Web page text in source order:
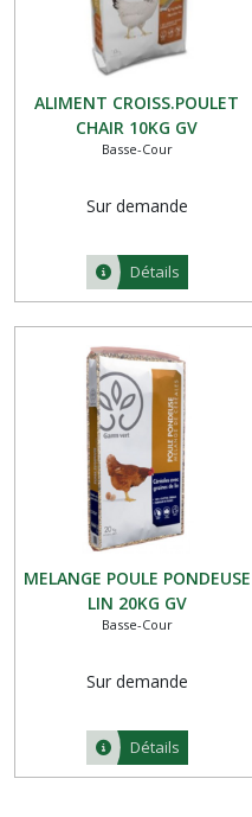
ALIMENT CROISS.POULET
CHAIR 10KG GV
Basse-Cour
Sur demande
Détails
MELANGE POULE PONDEUSE
LIN 20KG GV
Basse-Cour
Sur demande
Détails